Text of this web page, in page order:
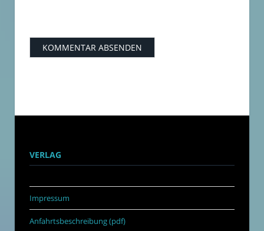
VERLAG
Impressum
Anfahrtsbeschreibung (pdf)